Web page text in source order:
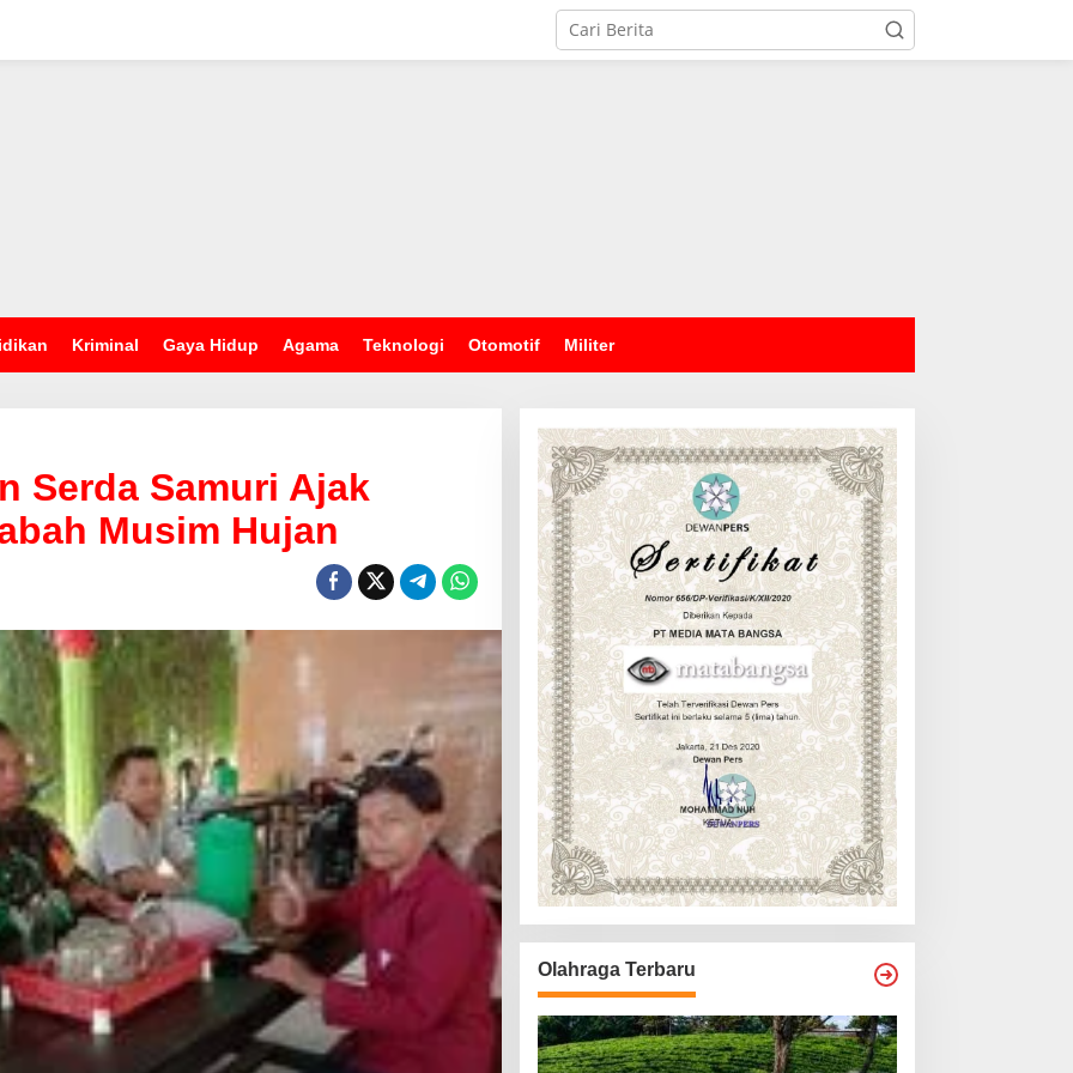
Kriminal Gaya Hidup Agama Teknologi Otomotif Militer
Serda Samuri Ajak
Musim Hujan
Olahraga Terbaru